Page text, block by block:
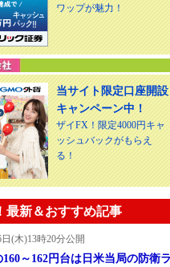
ワップが魅力！
当サイト限定口座開設
キャンペーン中！
ザイFX！限定4000円キャ
ッシュバックがもらえ
る！
最新＆おすすめ記事
(木)13時20分公開
～162円台は日米当局の防衛